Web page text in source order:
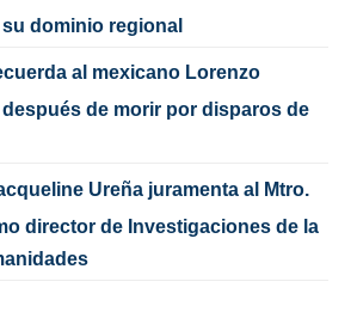
dominio regional
al mexicano Lorenzo
de morir por disparos de
Ureña juramenta al Mtro.
director de Investigaciones de la